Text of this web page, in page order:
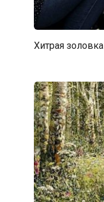
Хитрая золовка